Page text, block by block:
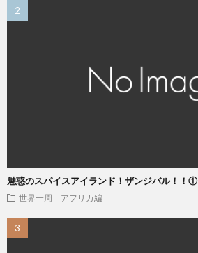
魅惑のスパイスアイランド！ザンジバル！！①
世界一周 アフリカ編